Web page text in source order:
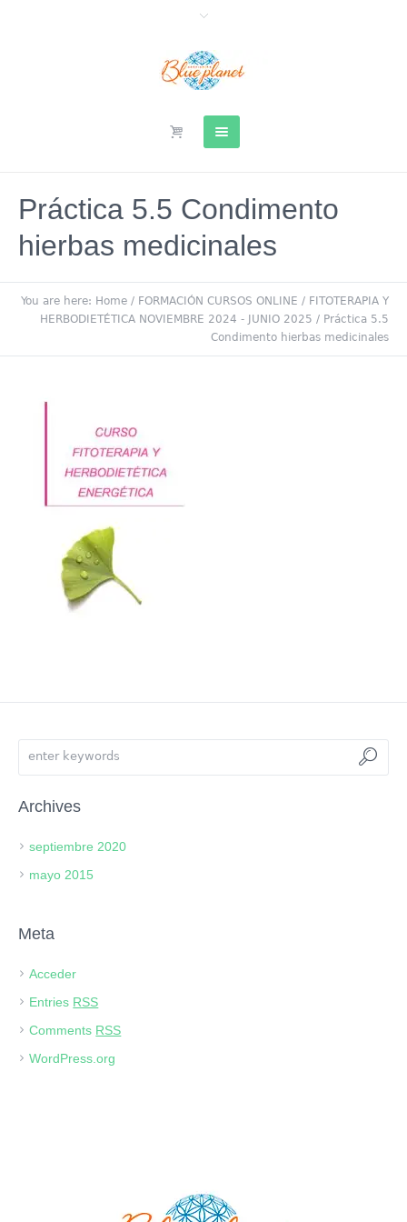
Práctica 5.5 Condimento
hierbas medicinales
You are here: Home / FORMACIÓN CURSOS ONLINE / FITOTERAPIA Y
HERBODIETÉTICA NOVIEMBRE 2024 - JUNIO 2025 / Práctica 5.5
Condimento hierbas medicinales
Archives
septiembre 2020
mayo 2015
Meta
Acceder
Entries RSS
Comments RSS
WordPress.org